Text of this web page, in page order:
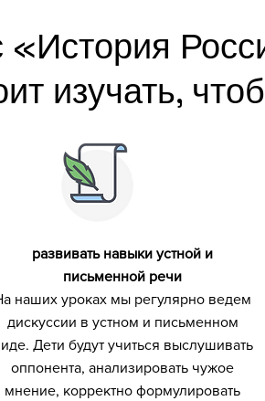
«История
изучать,
развивать навыки устной и
письменной речи
наших уроках мы регулярно ведем
дискуссии в устном и письменном
Дети будут учиться выслушивать
оппонента, анализировать чужое
мнение, корректно формулировать